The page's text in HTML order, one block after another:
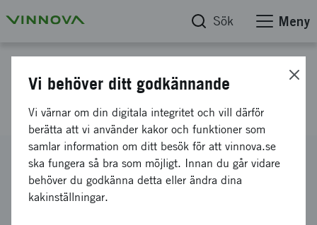
Sök Meny
Superconducting LED
Diarienummer
2015-04928
Koordinator
Vi behöver ditt godkännande
Vi värnar om din digitala integritet och vill därför
berätta att vi använder kakor och funktioner som
samlar information om ditt besök för att vinnova.se
ska fungera så bra som möjligt. Innan du går vidare
behöver du godkänna detta eller ändra dina
kakinställningar.